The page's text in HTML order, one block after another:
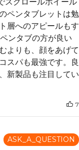
ペンタブレットは勉
層へのアピールもす
ンタブの方が良い
よりも、顔をあげて
スパも最強です。良
新製品も注目してい
7
ASK_A_QUESTION